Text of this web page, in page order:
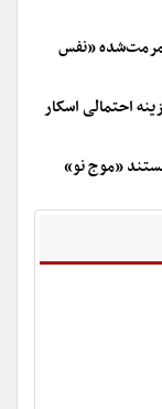
مرمت‌شده «نفس
احتمالی اسکار
«موج نو»